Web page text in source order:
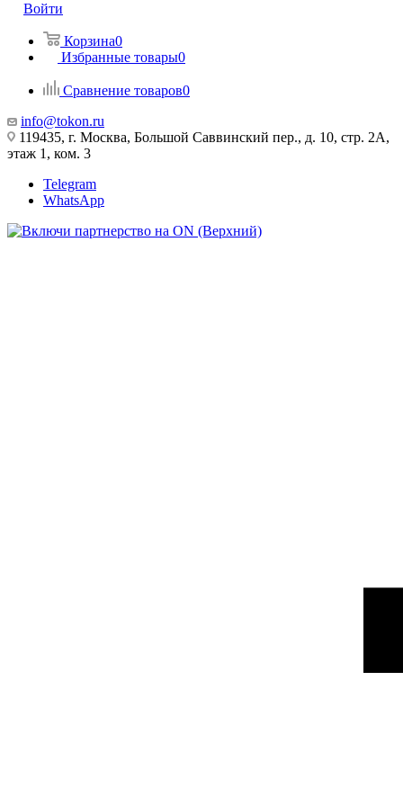
Войти
Корзина0
Избранные товары0
Сравнение товаров0
info@tokon.ru
119435, г. Москва, Большой Саввинский пер., д. 10, стр. 2А,
этаж 1, ком. 3
Telegram
WhatsApp